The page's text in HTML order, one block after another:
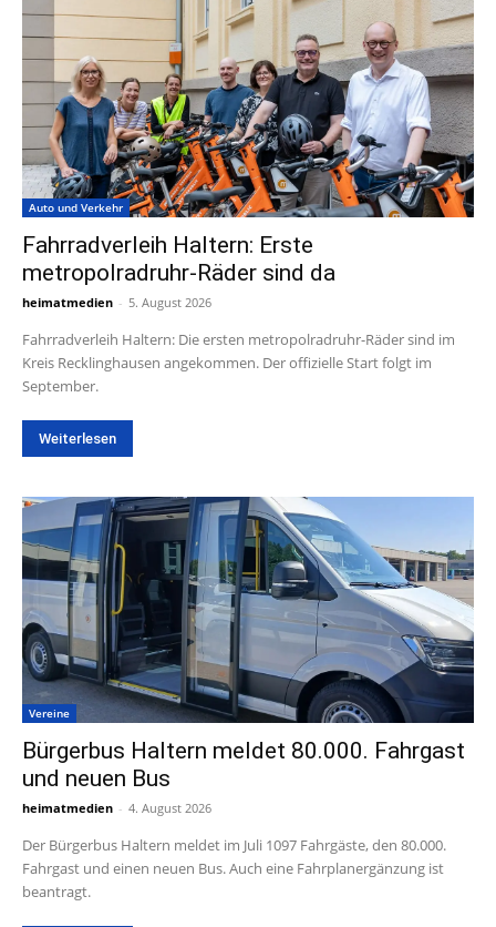
Auto und Verkehr
Fahrradverleih Haltern: Erste
metropolradruhr-Räder sind da
heimatmedien - 5. August 2026
Fahrradverleih Haltern: Die ersten metropolradruhr-Räder sind im
Kreis Recklinghausen angekommen. Der offizielle Start folgt im
September.
Weiterlesen
Vereine
Bürgerbus Haltern meldet 80.000. Fahrgast
und neuen Bus
heimatmedien - 4. August 2026
Der Bürgerbus Haltern meldet im Juli 1097 Fahrgäste, den 80.000.
Fahrgast und einen neuen Bus. Auch eine Fahrplanergänzung ist
beantragt.